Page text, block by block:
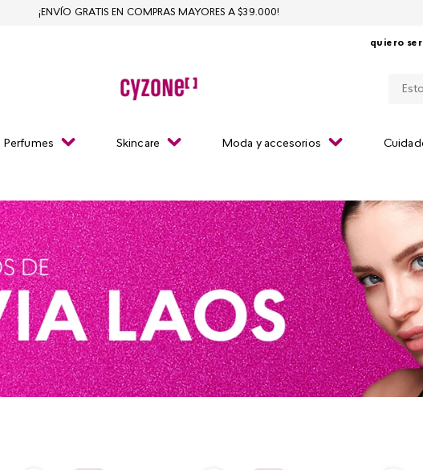
quiero
Perfumes Skincare Moda y accesorios
¡ENVÍO GRATIS EN COMPRAS MAYORES A $39.000!